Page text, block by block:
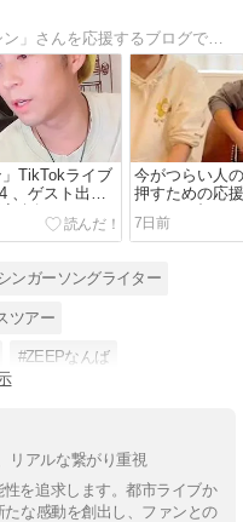
シンガーソングライターの「根のシン」さんを応援するブログです。ライブ日時等の覚書として更新しています。よろしくお願いいたします。
」TikTokライブ
、ゲスト出演
楽祭NASフェ
今がつらい人
押すための応
らって」根の
輝(おしゃぼ)コ
7日前
ンガーソングライター
ツアー
#ZEEPなんば
リアルな繋がり重視
を追求します。都市ライブか
な感動を創出し、ファンとの